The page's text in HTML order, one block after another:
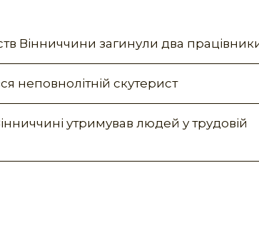
Вінниччини загинули два
неповнолітній скутерист
утримував людей у трудовій